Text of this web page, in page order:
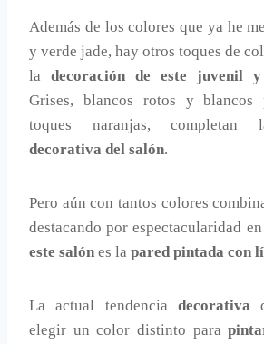
Además de los colores que ya he
y verde jade, hay otros toques de
la decoración de este juvenil
Grises, blancos rotos y blancos
toques naranjas, completan
decorativa del salón.
Pero aún con tantos colores
destacando por espectacularidad
este salón es la pared pintada con
La actual tendencia decorativa
elegir un color distinto para